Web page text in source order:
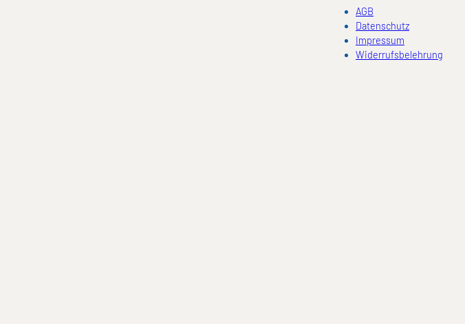
AGB
Datenschutz
Impressum
Widerrufsbelehrung